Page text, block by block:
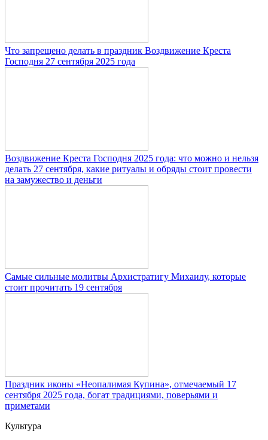
Что запрещено делать в праздник Воздвижение Креста
Господня 27 сентября 2025 года
Воздвижение Креста Господня 2025 года: что можно и нельзя
делать 27 сентября, какие ритуалы и обряды стоит провести
на замужество и деньги
Самые сильные молитвы Архистратигу Михаилу, которые
стоит прочитать 19 сентября
Праздник иконы «Неопалимая Купина», отмечаемый 17
сентября 2025 года, богат традициями, поверьями и
приметами
Культура